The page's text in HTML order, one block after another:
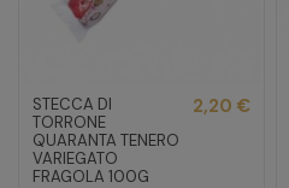
STECCA DI
TORRONE
QUARANTA TENERO
VARIEGATO
FRAGOLA 100G
2,20 €